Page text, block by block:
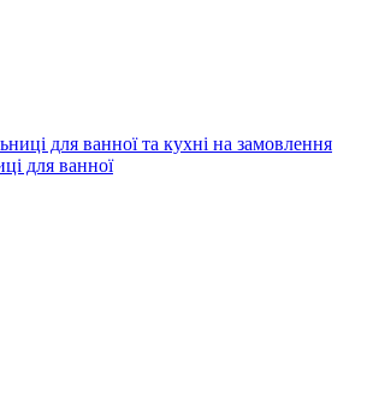
для ванної та кухні на замовлення
для ванної